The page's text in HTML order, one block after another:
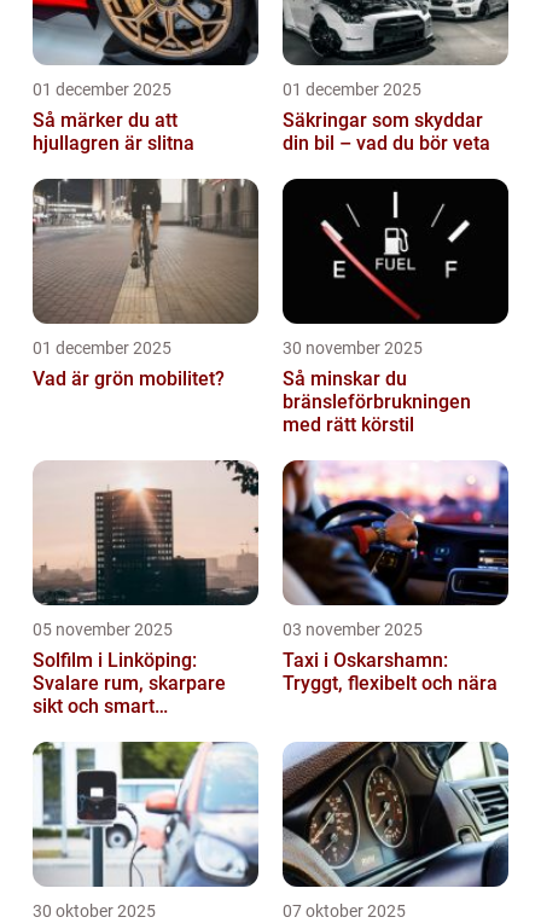
01 december 2025
Så märker du att
hjullagren är slitna
01 december 2025
Säkringar som skyddar
din bil – vad du bör veta
01 december 2025
Vad är grön mobilitet?
30 november 2025
Så minskar du
bränsleförbrukningen
med rätt körstil
05 november 2025
Solfilm i Linköping:
Svalare rum, skarpare
sikt och smart
03 november 2025
Taxi i Oskarshamn:
Tryggt, flexibelt och nära
30 oktober 2025 07 oktober 2025